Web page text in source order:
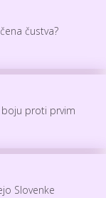
čustva?
proti prvim
Slovenke